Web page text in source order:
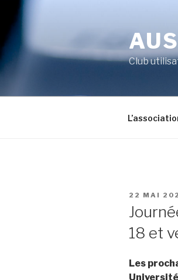
Aller
contenu
principal
Club
PUBLIÉ
LE
22 MAI
18 et
Les